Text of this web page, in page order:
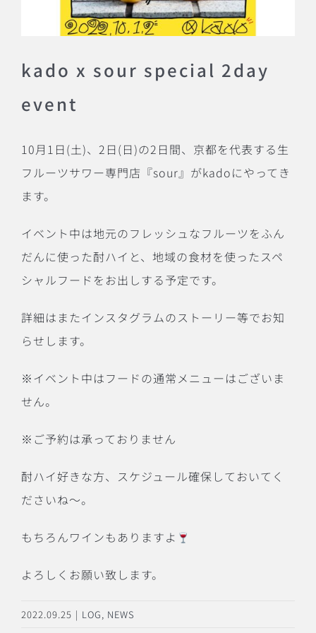
kado x sour special 2day
event
10月 1 日(土)、 2 日(日)の2 日間、京都を代表する生
フルーツサワー専門店『sour』がkadoにやってき
ます。
イベント中は地元のフレッシュなフルーツをふん
だんに使った酎ハイと、地域の食材を使ったスペ
シャルフードをお出しする予定です。
詳細はまたインスタグラムのストーリー等でお知
らせします。
※イベント中はフードの通常メニューはございま
せん。
※ ご予約は承っておりません
酎ハイ好きな方、スケジュール確保しておいてく
ださいね〜。
もちろんワインもありますよ
よろしくお願い致します。
2022.09.25 | LOG, NEWS